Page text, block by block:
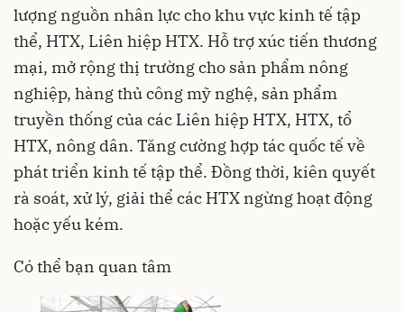
lượng nguồn nhân lực cho khu vực kinh tế tập
thể, HTX, Liên hiệp HTX. Hỗ trợ xúc tiến thương
mại, mở rộng thị trường cho sản phẩm nông
nghiệp, hàng thủ công mỹ nghệ, sản phẩm
truyền thống của các Liên hiệp HTX, HTX, tổ
HTX, nông dân. Tăng cường hợp tác quốc tế về
phát triển kinh tế tập thể. Đồng thời, kiên quyết
rà soát, xử lý, giải thể các HTX ngừng hoạt động
hoặc yếu kém.
Có thể bạn quan tâm